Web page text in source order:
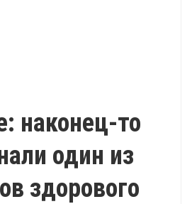
наконец-то
один из
здорового